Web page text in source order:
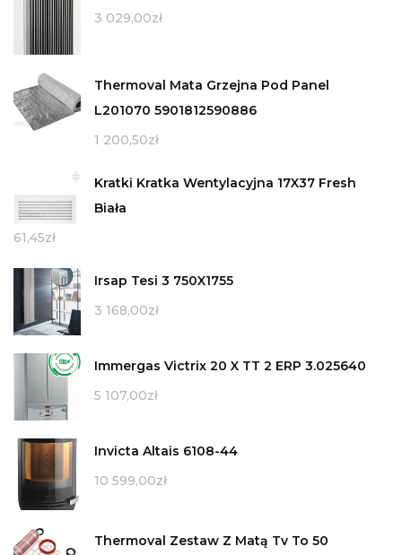
3 029,00zł
Thermoval Mata Grzejna Pod Panel
L201070 5901812590886
1 200,50zł
Kratki Kratka Wentylacyjna 17X37 Fresh
Biała
61,45zł
Irsap Tesi 3 750X1755
3 168,00zł
Immergas Victrix 20 X TT 2 ERP 3.025640
5 107,00zł
Invicta Altais 6108-44
10 599,00zł
Thermoval Zestaw Z Matą Tv To 50